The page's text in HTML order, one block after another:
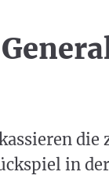
die
in